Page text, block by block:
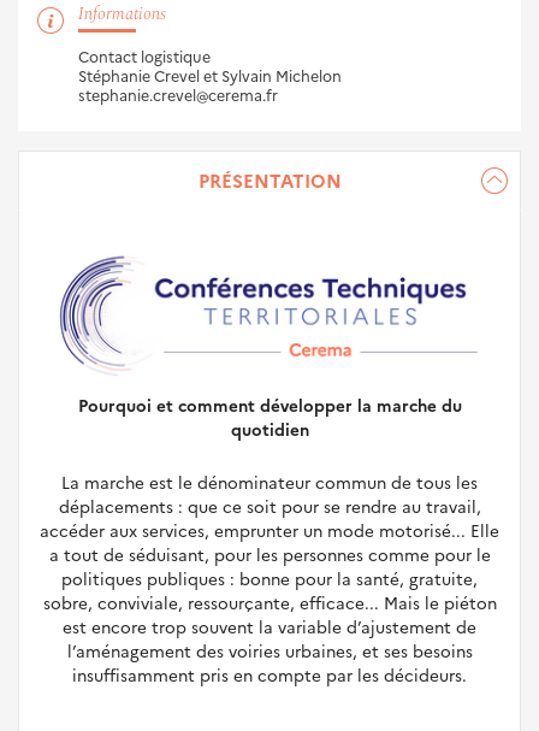
Informations
Contact logistique
Stéphanie Crevel et Sylvain Michelon
stephanie.crevel@cerema.fr
PRÉSENTATION
Pourquoi et comment développer la marche du
quotidien
La marche est le dénominateur commun de tous les
déplacements : que ce soit pour se rendre au travail,
accéder aux services, emprunter un mode motorisé... Elle
a tout de séduisant, pour les personnes comme pour le
politiques publiques : bonne pour la santé, gratuite,
sobre, conviviale, ressourçante, efficace... Mais le piéton
est encore trop souvent la variable d’ajustement de
l’aménagement des voiries urbaines, et ses besoins
insuffisamment pris en compte par les décideurs.